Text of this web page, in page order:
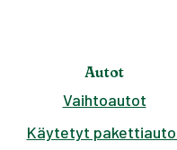
Autot
Vaihtoautot
Käytetyt